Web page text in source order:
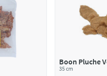
Boon Pluche
35 cm